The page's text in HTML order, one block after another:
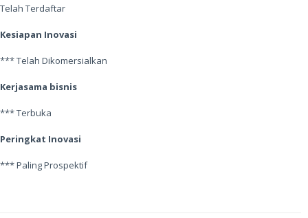
Telah Terdaftar
Kesiapan Inovasi
*** Telah Dikomersialkan
Kerjasama bisnis
*** Terbuka
Peringkat Inovasi
*** Paling Prospektif